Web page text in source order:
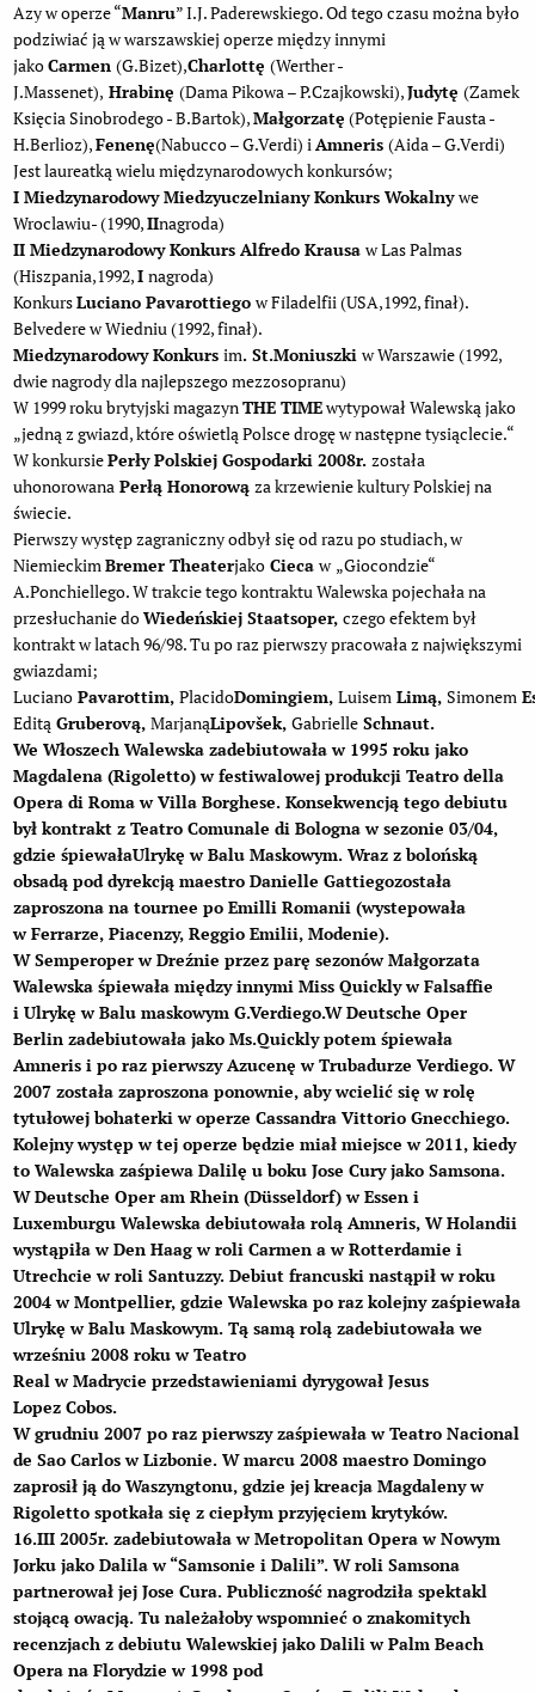
Azy w operze “Manru” I.J. Paderewskiego. Od tego czasu można było
podziwiać ją w warszawskiej operze między innymi
jakoCarmen (G.Bizet),Charlottę (Werther -
J.Massenet), Hrabinę (Dama Pikowa – P.Czajkowski),Judytę (Zamek
Księcia Sinobrodego - B.Bartok),Małgorzatę (Potępienie Fausta -
H.Berlioz),Fenenę(Nabucco – G.Verdi) iAmneris (Aida – G.Verdi)
Jest laureatką wielu międzynarodowych konkursów;
I Miedzynarodowy Miedzyuczelniany Konkurs Wokalnywe
Wroclawiu- (1990,IInagroda)
II Miedzynarodowy Konkurs Alfredo Krausa w Las Palmas
(Hiszpania,1992,I nagroda)
KonkursLuciano Pavarottiego w Filadelfii (USA,1992, finał).
Belvedere w Wiedniu (1992, finał).
Miedzynarodowy Konkurs im. St.Moniuszki w Warszawie (1992,
dwie nagrody dla najlepszego mezzosopranu)
W 1999 roku brytyjski magazynTHE TIMEwytypował Walewską jako
„jedną z gwiazd, które oświetlą Polsce drogę w następne tysiąclecie.“
W konkursiePerły Polskiej Gospodarki 2008r. została
uhonorowanaPerłą Honorową za krzewienie kultury Polskiej na
świecie.
Pierwszy występ zagraniczny odbył się od razu po studiach, w
NiemieckimBremer TheaterjakoCieca w „Giocondzie“
A.Ponchiellego. W trakcie tego kontraktu Walewska pojechała na
przesłuchanie doWiedeńskiej Staatsoper, czego efektem był
kontrakt w latach 96/98. Tu po raz pierwszy pracowała z największymi
gwiazdami;
LucianoPavarottim, PlacidoDomingiem, LuisemLimą, Simonem
EditąGruberovą, MarjanąLipovšek, GabrielleSchnaut.
We Włoszech Walewska zadebiutowała w 1995 roku jako
Magdalena (Rigoletto) w festiwalowej produkcji Teatro della
Opera diRoma w Villa Borghese. Konsekwencją tego debiutu
był kontrakt z Teatro Comunale di Bolognaw sezonie 03/04,
gdzie śpiewałaUlrykę w Balu Maskowym. Wraz z bolońską
obsadą pod dyrekcją maestro Danielle Gattiegozostała
zaproszona na tournee po Emilli Romanii (wystepowała
w Ferrarze, Piacenzy, Reggio Emilii, Modenie).
WSemperoperw Dreźnie przez parę sezonów Małgorzata
Walewska śpiewała między innymi Miss Quicklyw Falsaffie
i Ulrykę w Balu maskowym G.Verdiego.WDeutsche Oper
Berlinzadebiutowała jako Ms.Quickly potem śpiewała
Amneris i po raz pierwszyAzucenę w Trubadurze Verdiego. W
2007 została zaproszona ponownie, aby wcielić się w rolę
tytułowej bohaterki w operze CassandraVittorio Gnecchiego.
Kolejny występ w tej operze będzie miał miejsce w 2011, kiedy
to Walewska zaśpiewa Dalilę u boku Jose Cury jako Samsona.
WDeutsche Oper am Rhein (Düsseldorf) w Essen i
Luxemburgu Walewska debiutowała rolą Amneris, W Holandii
wystąpiła w Den Haag w roli Carmen a w Rotterdamie i
Utrechcie w roli Santuzzy. Debiut francuski nastąpił w roku
2004 wMontpellier, gdzie Walewska po raz kolejny zaśpiewała
Ulrykę w Balu Maskowym. Tą samą rolą zadebiutowała we
wrześniu 2008 roku wTeatro
RealwMadrycie przedstawieniami dyrygował Jesus
Lopez Cobos.
W grudniu 2007 po raz pierwszy zaśpiewała wTeatro Nacional
de Sao CarloswLizbonie. W marcu 2008 maestro Domingo
zaprosił ją do Waszyngtonu, gdzie jej kreacja Magdaleny w
Rigoletto spotkała się z ciepłym przyjęciem krytyków.
16.III 2005r. zadebiutowała wMetropolitan OperawNowym
JorkujakoDalilaw “Samsonie i Dalili”. W roli Samsona
partnerował jej Jose Cura. Publiczność nagrodziła spektakl
stojącą owacją. Tu należałoby wspomnieć o znakomitych
recenzjach z debiutu Walewskiej jako DaliliwPalm Beach
Opera na Florydzie w 1998 pod